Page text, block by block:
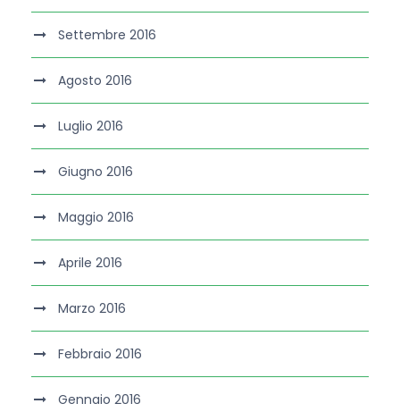
Settembre 2016
Agosto 2016
Luglio 2016
Giugno 2016
Maggio 2016
Aprile 2016
Marzo 2016
Febbraio 2016
Gennaio 2016